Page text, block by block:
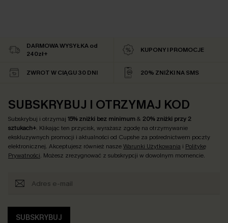
DARMOWA WYSYŁKA od
240zł+
KUPONY I PROMOCJE
ZWROT W CIĄGU 30 DNI 20% ZNIŻKI NA SMS
SUBSKRYBUJ I OTRZYMAJ KOD
Subskrybuj i otrzymaj 15% zniżki bez minimum& 20% zniżki przy 2
sztukach+. Klikając ten przycisk, wyrażasz zgodę na otrzymywanie
ekskluzywnych promocji i aktualności od Cupshe za pośrednictwem poczty
elektronicznej. Akceptujesz również naszeWarunki Użytkowania i Politykę
Prywatności. Możesz zrezygnować z subskrypcji w dowolnym momencie.
SUBSKRYBUJ